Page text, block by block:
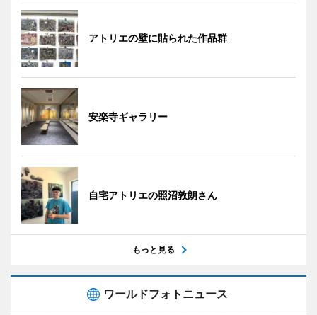
アトリエの壁に貼られた作品群
安楽寺ギャラリー
自宅アトリエの照沼敦朗さん
もっと見る
ワールドフォトニュース